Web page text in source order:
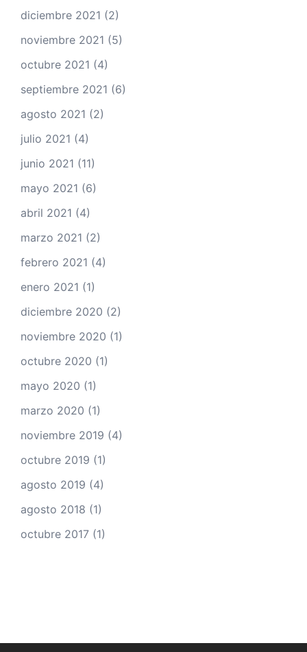
diciembre 2021 (2)
noviembre 2021 (5)
octubre 2021 (4)
septiembre 2021 (6)
agosto 2021 (2)
julio 2021 (4)
junio 2021 (11)
mayo 2021 (6)
abril 2021 (4)
marzo 2021 (2)
febrero 2021 (4)
enero 2021 (1)
diciembre 2020 (2)
noviembre 2020 (1)
octubre 2020 (1)
mayo 2020 (1)
marzo 2020 (1)
noviembre 2019 (4)
octubre 2019 (1)
agosto 2019 (4)
agosto 2018 (1)
octubre 2017 (1)